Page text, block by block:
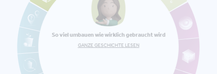
So viel umbauen wie wirklich gebraucht wird
GANZE GESCHICHTE LESEN